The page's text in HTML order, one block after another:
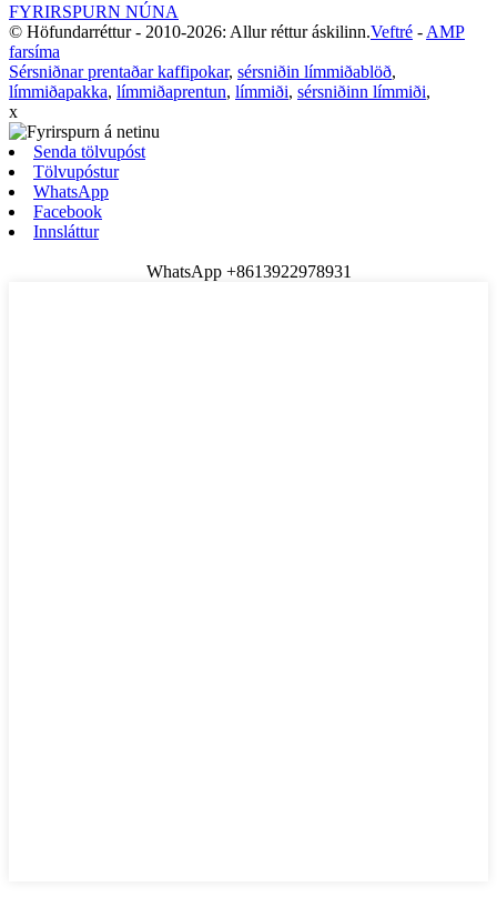
FYRIRSPURN NÚNA
© Höfundarréttur - 2010-2026: Allur réttur áskilinn.Veftré - AMP
farsíma
Sérsniðnar prentaðar kaffipokar, sérsniðin límmiðablöð,
límmiðapakka, límmiðaprentun, límmiði, sérsniðinn límmiði,
x
Senda tölvupóst
Tölvupóstur
WhatsApp
Facebook
Innsláttur
WhatsApp +8613922978931